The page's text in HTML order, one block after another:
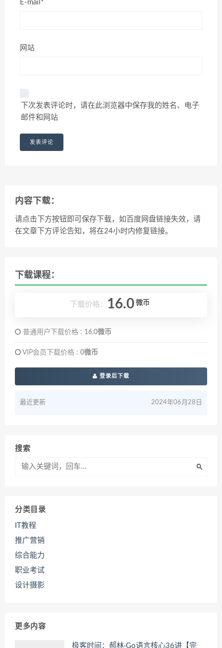
E-mail*
网站
下次发表评论时，请在此浏览器中保存我的姓名、电子
邮件和网站
内容下载：
请点击下方按钮即可保存下载，如百度网盘链接失效，请
在文章下方评论告知，将在24小时内修复链接。
下载课程：
下载价格： 16.0 微币
普通用户下载价格 : 16.0微币
VIP会员下载价格 : 0微币
登录后下载
最近更新 2024年06月28日
搜索
分类目录
IT教程
推广营销
综合能力
职业考试
设计摄影
更多内容
极客时间：郝林·Go语言核心36讲【完